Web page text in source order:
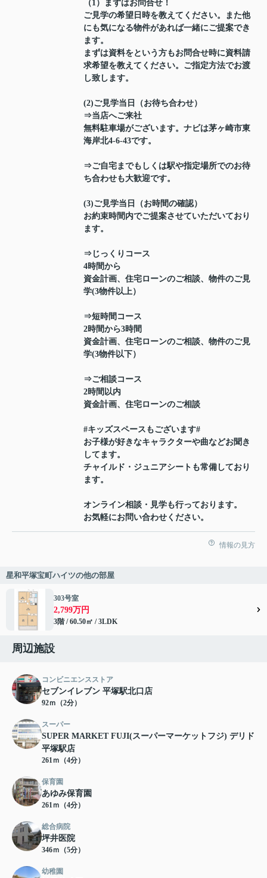
（1）まずはお問合せ！
ご見学の希望日時を教えてください。また他
にも気になる物件があれば一緒にご提案でき
ます。
まずは資料をという方もお問合せ時に資料請
求希望を教えてください。ご指定方法でお渡
し致します。
(2)ご見学当日（お待ち合わせ）
⇒当店へご来社
無料駐車場がございます。ナビは茅ヶ崎市東
海岸北4-6-43です。
⇒ご自宅までもしくは駅や指定場所でのお待
ち合わせも大歓迎です。
(3)ご見学当日（お時間の確認）
お約束時間内でご提案させていただいており
ます。
⇒じっくりコース
4時間から
資金計画、住宅ローンのご相談、物件のご見
学(3物件以上）
⇒短時間コース
2時間から3時間
資金計画、住宅ローンのご相談、物件のご見
学(3物件以下）
⇒ご相談コース
2時間以内
資金計画、住宅ローンのご相談
#キッズスペースもございます#
お子様が好きなキャラクターや曲などお聞き
してます。
チャイルド・ジュニアシートも常備しており
ます。
オンライン相談・見学も行っております。
お気軽にお問い合わせください。
情報の見方
星和平塚宝町ハイツの他の部屋
303号室
2,799万円
3階 / 60.50㎡ / 3LDK
周辺施設
コンビニエンスストア
セブンイレブン 平塚駅北口店
92ｍ（2分）
スーパー
SUPER MARKET FUJI(スーパーマーケットフジ) デリド
平塚駅店
261ｍ（4分）
保育園
あゆみ保育園
261ｍ（4分）
総合病院
坪井医院
346ｍ（5分）
幼稚園